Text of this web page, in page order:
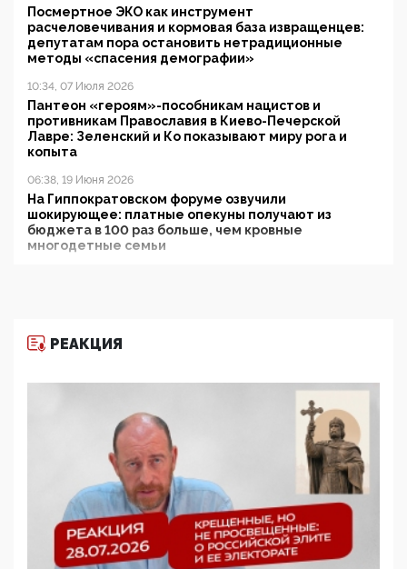
Посмертное ЭКО как инструмент
расчеловечивания и кормовая база извращенцев:
депутатам пора остановить нетрадиционные
методы «спасения демографии»
10:34, 07 Июля 2026
Пантеон «героям»-пособникам нацистов и
противникам Православия в Киево-Печерской
Лавре: Зеленский и Ко показывают миру рога и
копыта
06:38, 19 Июня 2026
На Гиппократовском форуме озвучили
шокирующее: платные опекуны получают из
бюджета в 100 раз больше, чем кровные
многодетные семьи
11:53, 09 Июня 2026
деятельность ИИТО ЮНЕСКО в России, но
цифроглобалисты продолжают определять
повестку в образовании
09:43, 01 Июня 2026
5G за счет здоровья граждан: Минцифры намерено
отобрать у регионов и муниципалитетов право
защищать жилые дома и социальные объекты от
05:58, 26 Мая 2026
Роскомнадзор освободили от борца с
РЕАКЦИЯ